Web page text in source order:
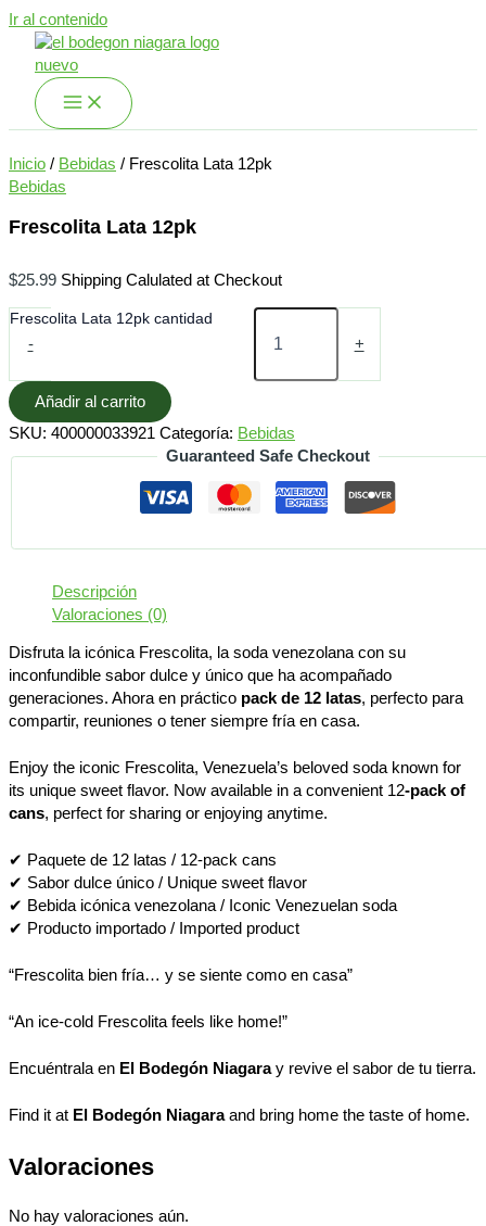
Ir al contenido
Inicio / Bebidas / Frescolita Lata 12pk
Bebidas
Frescolita Lata 12pk
$25.99 Shipping Calulated at Checkout
-
Frescolita Lata 12pk cantidad
+
Añadir al carrito
SKU: 400000033921 Categoría: Bebidas
Guaranteed Safe Checkout
Descripción
Valoraciones (0)
Disfruta la icónica Frescolita, la soda venezolana con su
inconfundible sabor dulce y único que ha acompañado
generaciones. Ahora en práctico pack de 12 latas, perfecto para
compartir, reuniones o tener siempre fría en casa.
Enjoy the iconic Frescolita, Venezuela’s beloved soda known for
its unique sweet flavor. Now available in a convenient 12-pack of
cans, perfect for sharing or enjoying anytime.
✔ Paquete de 12 latas / 12-pack cans
✔ Sabor dulce único / Unique sweet flavor
✔ Bebida icónica venezolana / Iconic Venezuelan soda
✔ Producto importado / Imported product
“Frescolita bien fría… y se siente como en casa”
“An ice-cold Frescolita feels like home!”
Encuéntrala en El Bodegón Niagaray revive el sabor de tu tierra.
Find it at El Bodegón Niagaraand bring home the taste of home.
Valoraciones
No hay valoraciones aún.